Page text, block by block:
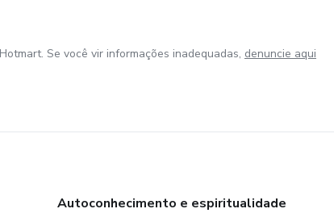
Se você vir informações inadequadas, denuncie aqui
Autoconhecimento e espiritualidade